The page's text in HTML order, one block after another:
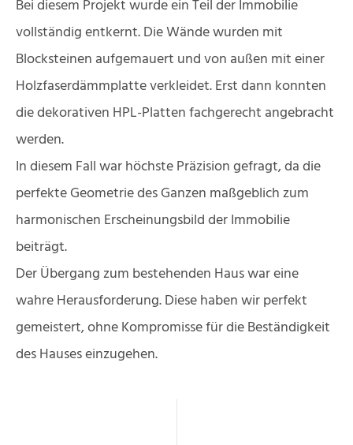
Bei diesem Projekt wurde ein Teil der Immobilie
vollständig entkernt. Die Wände wurden mit
Blocksteinen aufgemauert und von außen mit einer
Holzfaserdämmplatte verkleidet. Erst dann konnten
die dekorativen HPL-Platten fachgerecht angebracht
werden.
In diesem Fall war höchste Präzision gefragt, da die
perfekte Geometrie des Ganzen maßgeblich zum
harmonischen Erscheinungsbild der Immobilie
beiträgt.
Der Übergang zum bestehenden Haus war eine
wahre Herausforderung. Diese haben wir perfekt
gemeistert, ohne Kompromisse für die Beständigkeit
des Hauses einzugehen.